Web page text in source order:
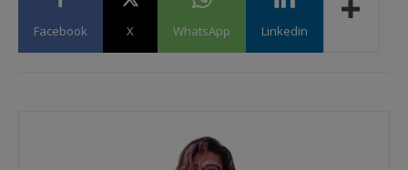
Facebook X WhatsApp Linkedin